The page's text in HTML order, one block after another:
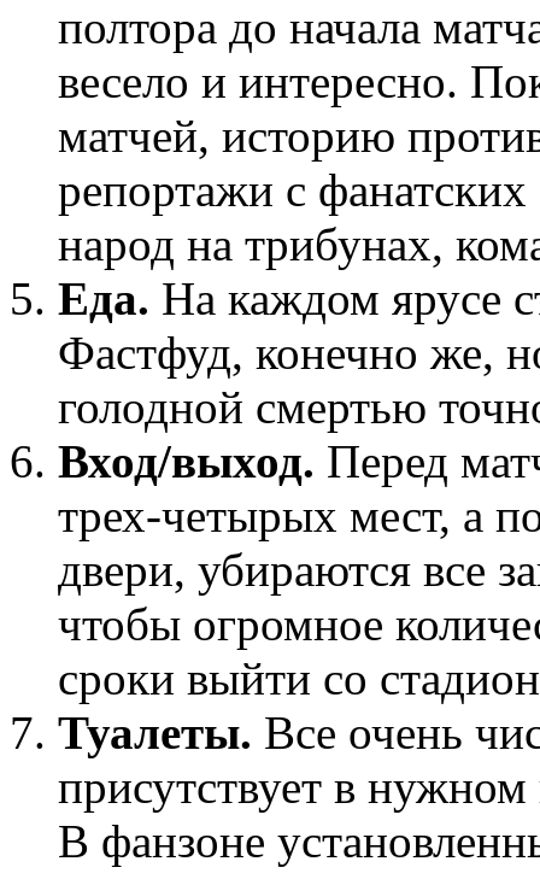
полтора до начала
весело и интересно.
матчей, историю
репортажи с
народ на трибунах,
Еда. На каждом ярусе
Фастфуд, конечно же,
голодной смертью
Вход/выход. Перед
трех-четырых мест, а
двери, убираются все
чтобы огромное
сроки выйти со
Туалеты. Все очень
присутствует в
В фанзоне